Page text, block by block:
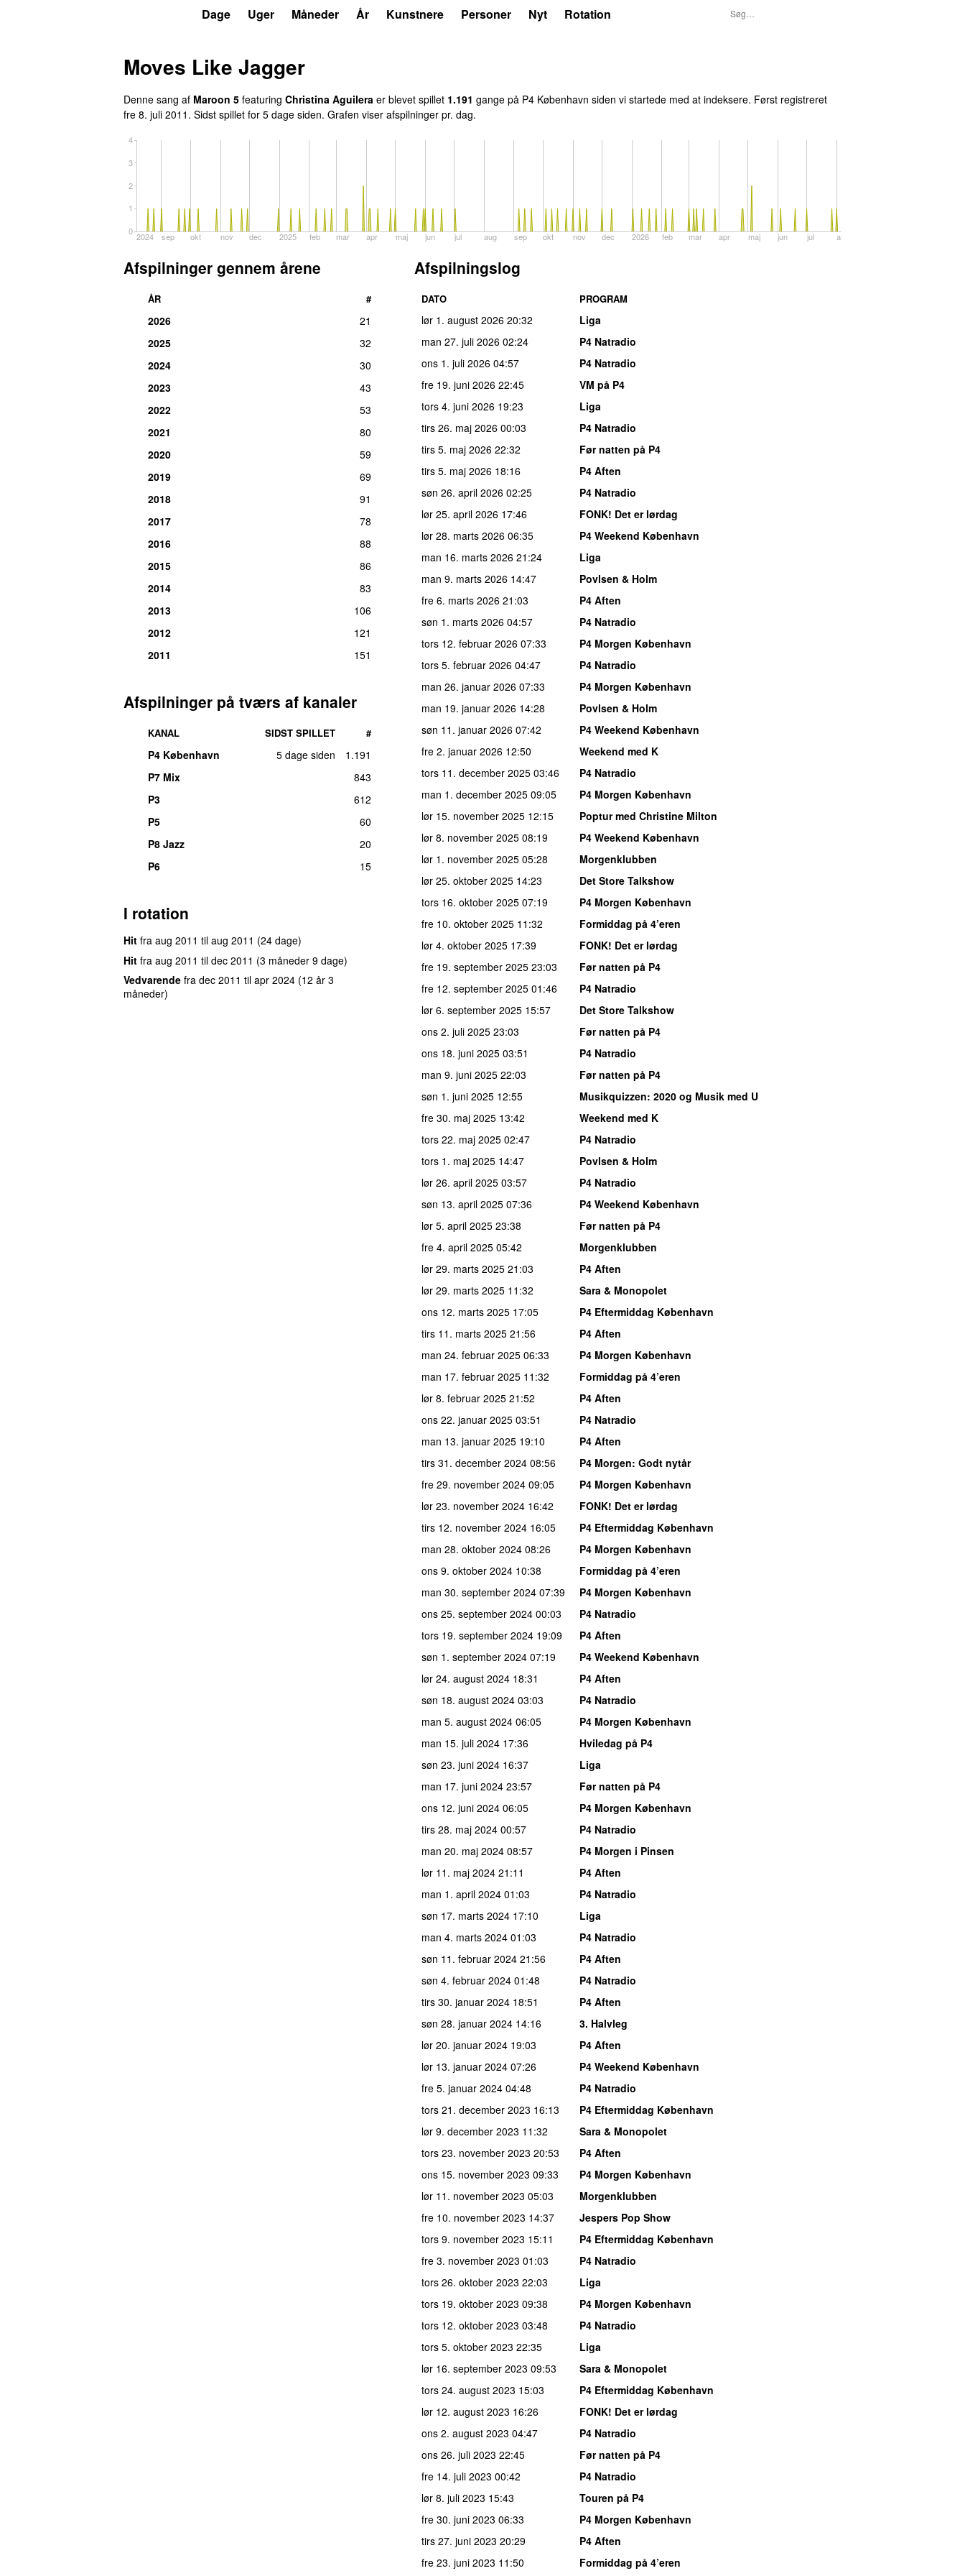
Dage Uger Måneder År Kunstnere Personer Nyt Rotation
Moves Like Jagger
Denne sang af Maroon 5 featuring Christina Aguilera er blevet spillet 1.191 gange på P4 København siden vi startede med at indeksere. Først registreret
fre 8. juli 2011 . Sidst spillet for 5 dage siden. Grafen viser afspilninger pr. dag.
2024 sep okt nov dec 2025 feb mar apr maj jun jul aug sep okt nov dec 2026 feb mar apr maj jun jul aug
0
1
2
3
4
Afspilninger gennem årene
ÅR #
2026
21
2025
32
2024
30
2023
43
2022
53
2021
80
2020
59
2019
69
2018
91
2017
78
2016
88
2015
86
2014
83
2013
106
2012
121
2011
151
Afspilninger på tværs af kanaler
KANAL SIDST SPILLET #
P4 København 5 dage siden
1.191
P7 Mix
843
P3
612
P5
60
P8 Jazz
20
P6
15
I rotation
Hit fra aug 2011 til aug 2011 (24 dage)
Hit fra aug 2011 til dec 2011 (3 måneder 9 dage)
Vedvarende fra dec 2011 til apr 2024 (12 år 3
måneder)
Afspilningslog
DATO PROGRAM
lør 1. august 2026 20:32
Liga
man 27. juli 2026 02:24
P4 Natradio
ons 1. juli 2026 04:57
P4 Natradio
fre 19. juni 2026 22:45
VM på P4
tors 4. juni 2026 19:23
Liga
tirs 26. maj 2026 00:03
P4 Natradio
tirs 5. maj 2026 22:32
Før natten på P4
tirs 5. maj 2026 18:16
P4 Aften
søn 26. april 2026 02:25
P4 Natradio
lør 25. april 2026 17:46
FONK! Det er lørdag
lør 28. marts 2026 06:35
P4 Weekend København
man 16. marts 2026 21:24
Liga
man 9. marts 2026 14:47
Povlsen & Holm
fre 6. marts 2026 21:03
P4 Aften
søn 1. marts 2026 04:57
P4 Natradio
tors 12. februar 2026 07:33
P4 Morgen København
tors 5. februar 2026 04:47
P4 Natradio
man 26. januar 2026 07:33
P4 Morgen København
man 19. januar 2026 14:28
Povlsen & Holm
søn 11. januar 2026 07:42
P4 Weekend København
fre 2. januar 2026 12:50
Weekend med K
tors 11. december 2025 03:46
P4 Natradio
man 1. december 2025 09:05
P4 Morgen København
lør 15. november 2025 12:15
Poptur med Christine Milton
lør 8. november 2025 08:19
P4 Weekend København
lør 1. november 2025 05:28
Morgenklubben
lør 25. oktober 2025 14:23
Det Store Talkshow
tors 16. oktober 2025 07:19
P4 Morgen København
fre 10. oktober 2025 11:32
Formiddag på 4’eren
lør 4. oktober 2025 17:39
FONK! Det er lørdag
fre 19. september 2025 23:03
Før natten på P4
fre 12. september 2025 01:46
P4 Natradio
lør 6. september 2025 15:57
Det Store Talkshow
ons 2. juli 2025 23:03
Før natten på P4
ons 18. juni 2025 03:51
P4 Natradio
man 9. juni 2025 22:03
Før natten på P4
søn 1. juni 2025 12:55 Musikquizzen: 2020 og Musik med U
fre 30. maj 2025 13:42
Weekend med K
tors 22. maj 2025 02:47
P4 Natradio
tors 1. maj 2025 14:47
Povlsen & Holm
lør 26. april 2025 03:57
P4 Natradio
søn 13. april 2025 07:36
P4 Weekend København
lør 5. april 2025 23:38
Før natten på P4
fre 4. april 2025 05:42
Morgenklubben
lør 29. marts 2025 21:03
P4 Aften
lør 29. marts 2025 11:32
Sara & Monopolet
ons 12. marts 2025 17:05
P4 Eftermiddag København
tirs 11. marts 2025 21:56
P4 Aften
man 24. februar 2025 06:33
P4 Morgen København
man 17. februar 2025 11:32
Formiddag på 4’eren
lør 8. februar 2025 21:52
P4 Aften
ons 22. januar 2025 03:51
P4 Natradio
man 13. januar 2025 19:10
P4 Aften
tirs 31. december 2024 08:56 P4 Morgen: Godt nytår
fre 29. november 2024 09:05
P4 Morgen København
lør 23. november 2024 16:42
FONK! Det er lørdag
tirs 12. november 2024 16:05
P4 Eftermiddag København
man 28. oktober 2024 08:26
P4 Morgen København
ons 9. oktober 2024 10:38
Formiddag på 4’eren
man 30. september 2024 07:39
P4 Morgen København
ons 25. september 2024 00:03
P4 Natradio
tors 19. september 2024 19:09
P4 Aften
søn 1. september 2024 07:19
P4 Weekend København
lør 24. august 2024 18:31
P4 Aften
søn 18. august 2024 03:03
P4 Natradio
man 5. august 2024 06:05
P4 Morgen København
man 15. juli 2024 17:36
Hviledag på P4
søn 23. juni 2024 16:37
Liga
man 17. juni 2024 23:57
Før natten på P4
ons 12. juni 2024 06:05
P4 Morgen København
tirs 28. maj 2024 00:57
P4 Natradio
man 20. maj 2024 08:57
P4 Morgen i Pinsen
lør 11. maj 2024 21:11
P4 Aften
man 1. april 2024 01:03
P4 Natradio
søn 17. marts 2024 17:10
Liga
man 4. marts 2024 01:03
P4 Natradio
søn 11. februar 2024 21:56
P4 Aften
søn 4. februar 2024 01:48
P4 Natradio
tirs 30. januar 2024 18:51
P4 Aften
søn 28. januar 2024 14:16
3. Halvleg
lør 20. januar 2024 19:03
P4 Aften
lør 13. januar 2024 07:26
P4 Weekend København
fre 5. januar 2024 04:48
P4 Natradio
tors 21. december 2023 16:13
P4 Eftermiddag København
lør 9. december 2023 11:32
Sara & Monopolet
tors 23. november 2023 20:53
P4 Aften
ons 15. november 2023 09:33
P4 Morgen København
lør 11. november 2023 05:03
Morgenklubben
fre 10. november 2023 14:37
Jespers Pop Show
tors 9. november 2023 15:11
P4 Eftermiddag København
fre 3. november 2023 01:03
P4 Natradio
tors 26. oktober 2023 22:03
Liga
tors 19. oktober 2023 09:38
P4 Morgen København
tors 12. oktober 2023 03:48
P4 Natradio
tors 5. oktober 2023 22:35
Liga
lør 16. september 2023 09:53
Sara & Monopolet
tors 24. august 2023 15:03
P4 Eftermiddag København
lør 12. august 2023 16:26
FONK! Det er lørdag
ons 2. august 2023 04:47
P4 Natradio
ons 26. juli 2023 22:45
Før natten på P4
fre 14. juli 2023 00:42
P4 Natradio
lør 8. juli 2023 15:43
Touren på P4
fre 30. juni 2023 06:33
P4 Morgen København
tirs 27. juni 2023 20:29
P4 Aften
fre 23. juni 2023 11:50 Formiddag på 4’eren